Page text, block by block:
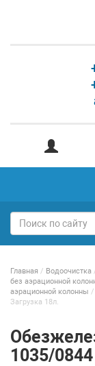
Главная / Водоочистка
без аэрационной
аэрационной колонны /
Загрузка 18л.
1035/